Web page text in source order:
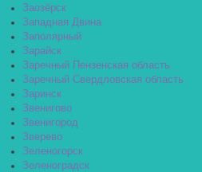
Заозёрск
Западная Двина
Заполярный
Зарайск
Заречный Пензенская область
Заречный Свердловская область
Заринск
Звенигово
Звенигород
Зверево
Зеленогорск
Зеленоградск